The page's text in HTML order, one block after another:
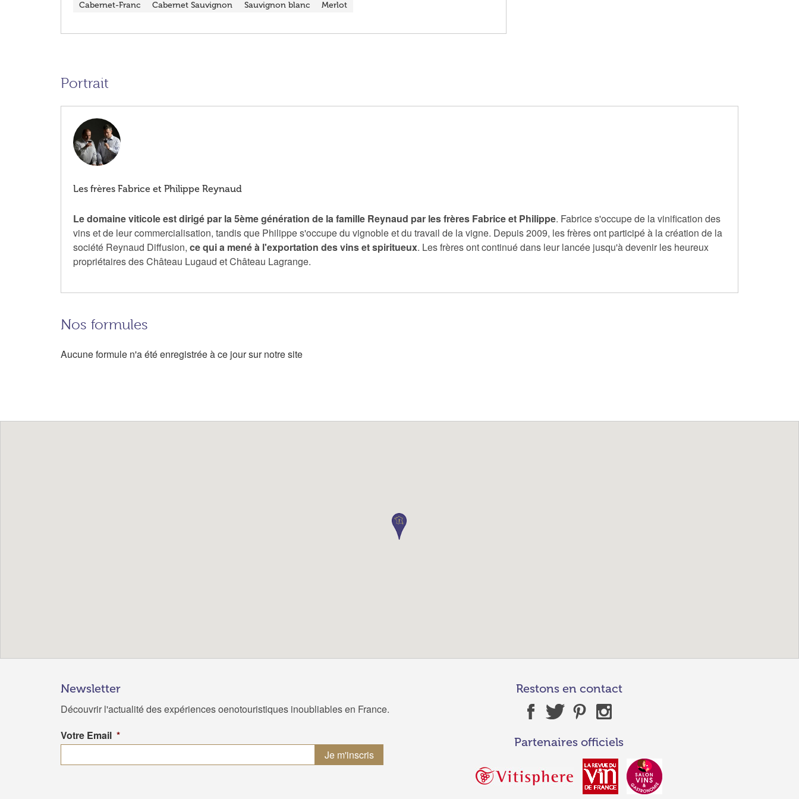
Cabernet-Franc Cabernet Sauvignon Sauvignon blanc Merlot
Portrait
Les frères Fabrice et Philippe Reynaud
Le domaine viticole est dirigé par la 5ème génération de la famille Reynaud par les frères Fabrice et Philippe. Fabrice s'occupe de la vinification des
vins et de leur commercialisation, tandis que Philippe s'occupe du vignoble et du travail de la vigne. Depuis 2009, les frères ont participé à la création de la
société Reynaud Diffusion, ce qui a mené à l'exportation des vins et spiritueux. Les frères ont continué dans leur lancée jusqu'à devenir les heureux
propriétaires des Château Lugaud et Château Lagrange.
Nos formules
Aucune formule n'a été enregistrée à ce jour sur notre site
Newsletter
Découvrir l'actualité des expériences oenotouristiques inoubliables en France.
Votre Email *
Restons en contact
Partenaires officiels